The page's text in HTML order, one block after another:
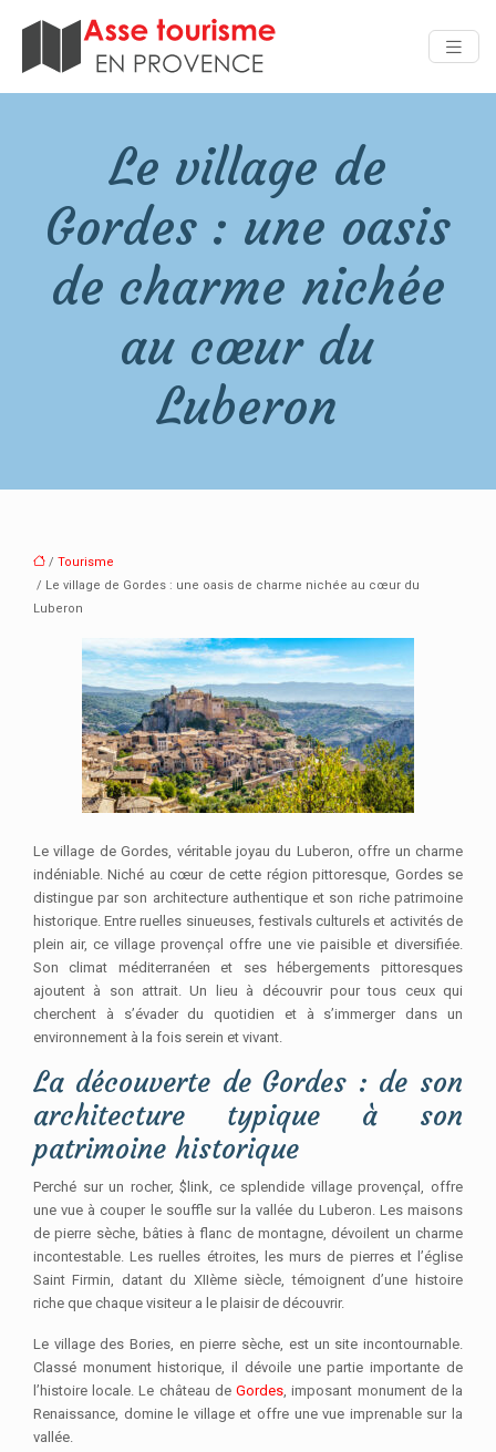
Le village de
Gordes : une oasis
de charme nichée
au cœur du
Luberon
/ Tourisme
/ Le village de Gordes : une oasis de charme nichée au cœur du
Luberon
Le village de Gordes, véritable joyau du Luberon, offre un charme
indéniable. Niché au cœur de cette région pittoresque, Gordes se
distingue par son architecture authentique et son riche patrimoine
historique. Entre ruelles sinueuses, festivals culturels et activités de
plein air, ce village provençal offre une vie paisible et diversifiée.
Son climat méditerranéen et ses hébergements pittoresques
ajoutent à son attrait. Un lieu à découvrir pour tous ceux qui
cherchent à s’évader du quotidien et à s’immerger dans un
environnement à la fois serein et vivant.
La découverte de Gordes : de son
architecture typique à son
patrimoine historique
Perché sur un rocher, $link, ce splendide village provençal, offre
une vue à couper le souffle sur la vallée du Luberon. Les maisons
de pierre sèche, bâties à flanc de montagne, dévoilent un charme
incontestable. Les ruelles étroites, les murs de pierres et l’église
Saint Firmin, datant du XIIème siècle, témoignent d’une histoire
riche que chaque visiteur a le plaisir de découvrir.
Le village des Bories, en pierre sèche, est un site incontournable.
Classé monument historique, il dévoile une partie importante de
l’histoire locale. Le château deGordes, imposant monument de la
Renaissance, domine le village et offre une vue imprenable sur la
vallée.